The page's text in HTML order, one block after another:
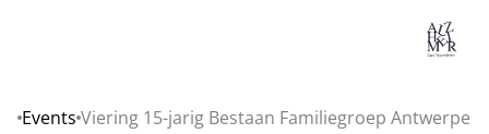
Events Viering 15-jarig Bestaan Familiegroep Antwerpen